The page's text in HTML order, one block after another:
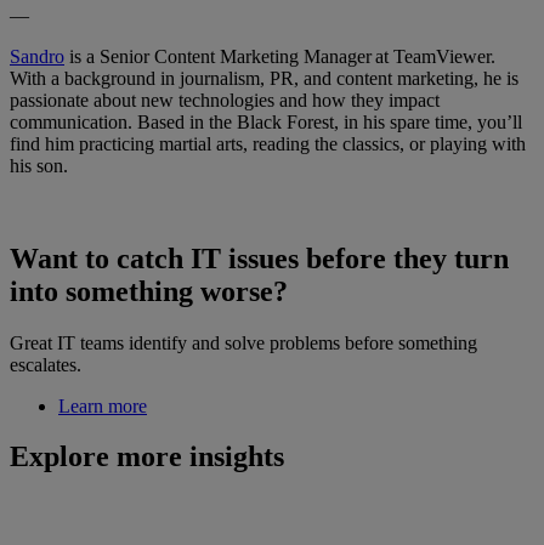
—
Sandro is a Senior Content Marketing Manager at TeamViewer.
With a background in journalism, PR, and content marketing, he is
passionate about new technologies and how they impact
communication. Based in the Black Forest, in his spare time, you’ll
find him practicing martial arts, reading the classics, or playing with
his son.
Want to catch IT issues before they turn
into something worse?
Great IT teams identify and solve problems before something
escalates.
Learn more
Explore more insights